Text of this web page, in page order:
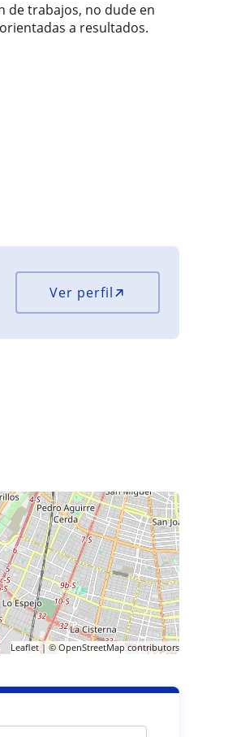
de trabajos, no dude en
a resultados.
Ver perfil
Leaflet| ©OpenStreetMapcontributors